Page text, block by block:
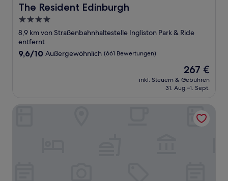
The Resident Edinburgh
The Resident Edinburgh
4.0-
Sterne-
Unterkunft
8,9 km von Straßenbahnhaltestelle Ingliston Park & Ride
entfernt
9.6
9,6/10 Außergewöhnlich (661 Bewertungen)
Der
Preis
beträgt
267 €
inkl. Steuern & Gebühren
31. Aug.–1. Sept.